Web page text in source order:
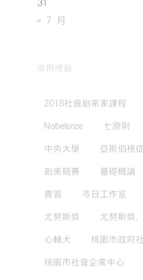
31
« 7 月
常用標籤
2018社會創業家課程
Nobelprize 七原則
中央大學 亞斯伯格症
創業競賽 基礎概論
實習 寺日工作室
尤努斯獎 尤努斯獎
心輔犬 桃園市政府
桃園市社會企業中心